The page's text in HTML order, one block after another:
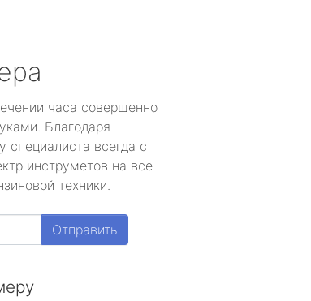
часа совершенно
Благодаря
всегда с
инструметов на все
техники.
Отправить